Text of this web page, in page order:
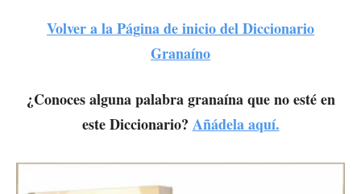
Volver a la Página de inicio del Diccionario
Granaíno
¿Conoces alguna palabra granaína que no esté en
este Diccionario? Añádela aquí.